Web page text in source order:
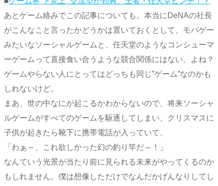
あとゲーム絡みでこの記事についても。本当にDeNAの社長
がこんなこと言ったかどうかは置いておくとして、モバゲー
みたいなソーシャルゲームと、任天堂のようなコンシューマ
ーゲームって直接食い合うような競合関係にはない、よね？
ゲームやらない人にとってはどっちも同じ”ゲーム”なのかも
しれないけど。
まあ、世の中なにが起こるかわからないので、将来ソーシャ
ルゲームがすべてのゲームを駆逐してしまい、クリスマスに
子供が起きたら靴下に携帯電話が入っていて、
「わぁ～、これ欲しかった幻の釣り竿だ～！」
なんていう光景が当たり前に見られる未来がやってくるのか
もしれません。僕は想像しただけでなんだかげんなりしてし